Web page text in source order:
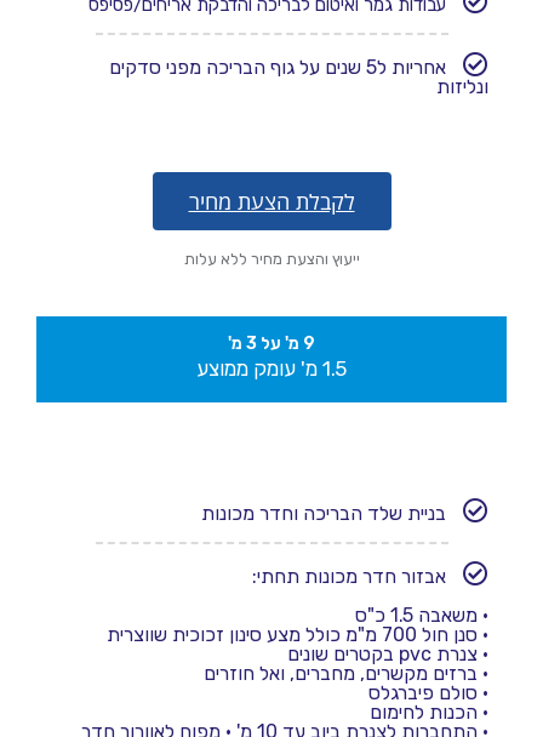
עבודות גמר ואיטום לבריכה והדבקת אריחים/פסיפס
אחריות ל5 שנים על גוף הבריכה מפני סדקים
ונליזות
לקבלת הצעת מחיר
ייעוץ והצעת מחיר ללא עלות
9 מ' על 3 מ'
1.5 מ' עומק ממוצע
בניית שלד הבריכה וחדר מכונות
אבזור חדר מכונות תחתי:
• משאבה 1.5 כ"ס
• סנן חול 700 מ"מ כולל מצע סינון זכוכית שווצרית
• צנרת pvc בקטרים שונים
• ברזים מקשרים, מחברים, ואל חוזרים
• סולם פיברגלס
• הכנות לחימום
• התחברות לצנרת ביוב עד 10 מ'
• מפוח לאוורור חדר